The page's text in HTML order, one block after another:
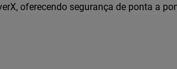
oferecendo segurança de ponta a